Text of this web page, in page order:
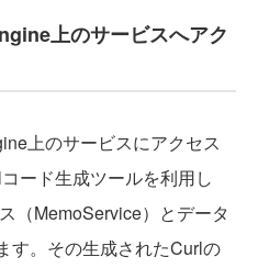
上のサービスへアク
上のサービスにアクセス
ード生成ツールを利用し
（MemoService）とデータ
す。その生成されたCurlの